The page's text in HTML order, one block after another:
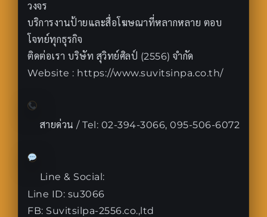
วงจร
บริการงานป้ายและสื่อโฆษณาที่หลากหลาย ตอบ
โจทย์ทุกธุรกิจ
ติดต่อเรา บริษัท สุวิทย์ศิลป์ (2556) จำกัด
Website : https://www.suvitsinpa.co.th/
สายด่วน / Tel: 02-394-3066, 095-506-6072
Line & Social:
Line ID: su3066
FB: Suvitsilpa-2556.co.,ltd